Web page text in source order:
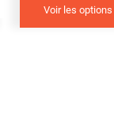
Voir les